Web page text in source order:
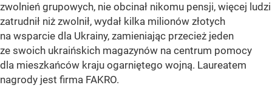
zwolnień grupowych, nie obcinał nikomu pensji, więcej ludzi
zatrudnił niż zwolnił, wydał kilka milionów złotych
na wsparcie dla Ukrainy, zamieniając przecież jeden
ze swoich ukraińskich magazynów na centrum pomocy
dla mieszkańców kraju ogarniętego wojną. Laureatem
nagrody jest firma FAKRO.